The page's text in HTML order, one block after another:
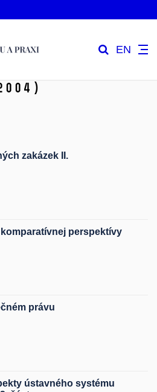
EN
zakázek II.
perspektívy
právu
ústavného systému